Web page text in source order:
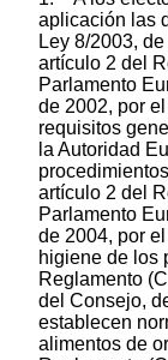
aplicación las
Ley 8/2003,
artículo 2 del
Parlamento
de 2002, por
requisitos
la Autoridad
artículo 2 del
Parlamento
de 2004, por
higiene de los
Reglamento
del Consejo,
establecen
alimentos de